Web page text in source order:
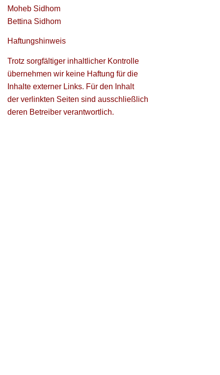
Moheb Sidhom
Bettina Sidhom
Haftungshinweis
Trotz sorgfältiger inhaltlicher Kontrolle
übernehmen wir keine Haftung für die
Inhalte externer Links. Für den Inhalt
der verlinkten Seiten sind ausschließlich
deren Betreiber verantwortlich.